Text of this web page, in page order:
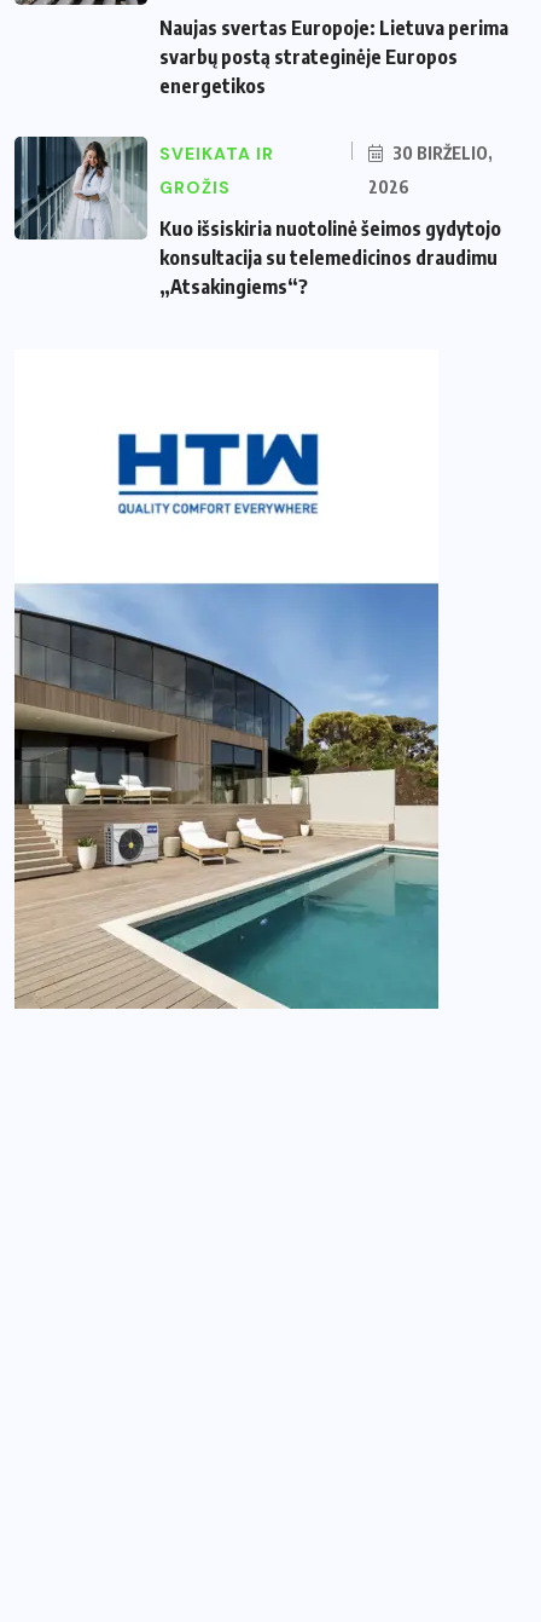
Naujas svertas Europoje: Lietuva perima
svarbų postą strateginėje Europos
energetikos
SVEIKATA IR
GROŽIS
30 BIRŽELIO,
2026
Kuo išsiskiria nuotolinė šeimos gydytojo
konsultacija su telemedicinos draudimu
„Atsakingiems“?